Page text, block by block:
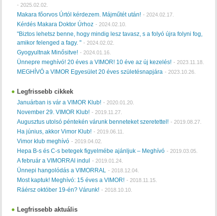
- 2025.02.02.
Makara főorvos Úrtól kérdezem. Májműtét után! - 2024.02.17.
Kérdés Makara Doktor Úrhoz - 2024.02.10.
"Biztos lehetsz benne, hogy mindig lesz tavasz, s a folyó újra folyni fog,
amikor felenged a fagy. " - 2024.02.02.
Gyogyultnak Minősitve! - 2024.01.16.
Ünnepre meghívó! 20 éves a VIMOR! 10 éve az új kezelés! - 2023.11.18.
MEGHÍVÓ a VIMOR Egyesület 20 éves születésnapjára - 2023.10.26.
Legfrissebb cikkek
Januárban is vár a VIMOR Klub! - 2020.01.20.
November 29. VIMOR Klub! - 2019.11.27.
Augusztus utolsó péntekén várunk benneteket szeretettel! - 2019.08.27.
Ha június, akkor Vimor Klub! - 2019.06.11.
Vimor klub meghívó - 2019.04.02.
Hepa B-s és C-s betegek figyelmébe ajánljuk – Meghívó - 2019.03.05.
A február a VIMORRAl indul - 2019.01.24.
Ünnepi hangolódás a VIMORRAL - 2018.12.04.
Most kaptuk! Meghívó: 15 éves a VIMOR! - 2018.11.15.
Ráérsz október 19-én? Várunk! - 2018.10.10.
Legfrissebb aktuális